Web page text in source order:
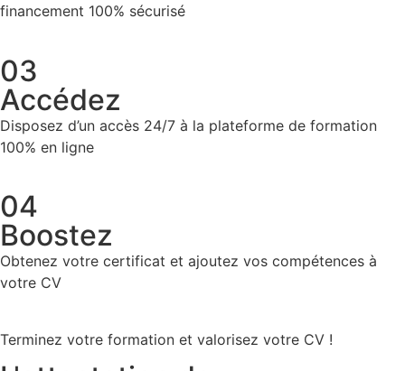
financement 100% sécurisé
03
Accédez
Disposez d’un accès 24/7 à la plateforme de formation
100% en ligne
04
Boostez
Obtenez votre certificat et ajoutez vos compétences à
votre CV
Terminez votre formation et valorisez votre CV !